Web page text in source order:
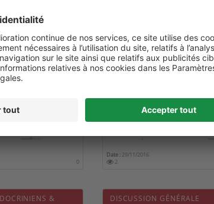
DE NOUVEAUX
0
PERTURBATEURS
AGRICULTURE
Date :29/11/2016
2
&
DISCUSSION GÉNÉRALE